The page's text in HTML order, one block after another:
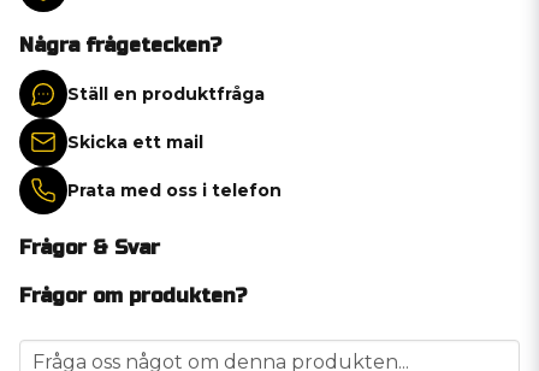
Några frågetecken?
Ställ en produktfråga
Skicka ett mail
Prata med oss i telefon
Frågor & Svar
Frågor om produkten?
question
Fråga oss något om denna produkten...